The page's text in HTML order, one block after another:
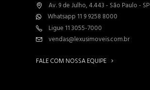
Av. 9 de Julho, 4.443 - São Paulo - SP
Whatsapp 11 9 9258 8000
Ligue 11 3055-7000
vendas@lexusimoveis.com.br
FALE COM NOSSA EQUIPE